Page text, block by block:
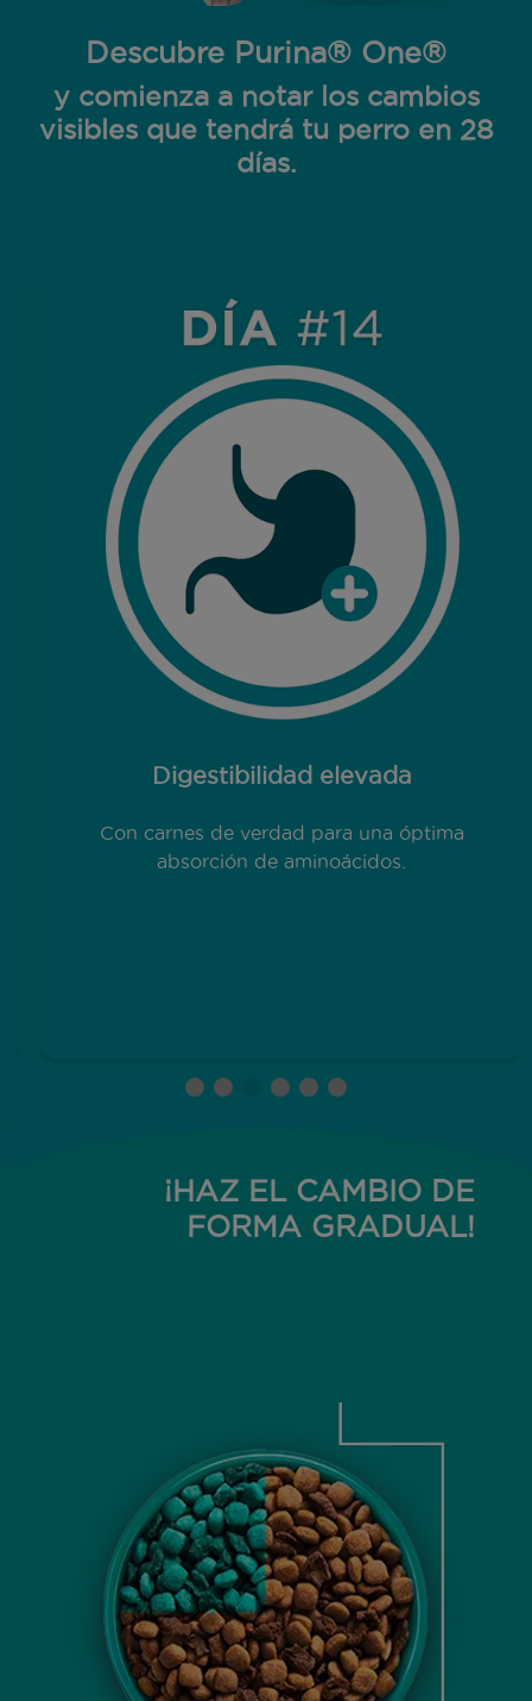
Descubre Purina® One®
y comienza a notar los cambios
visibles que tendrá tu perro en 28
días.
Digestibilidad elevada
Con carnes de verdad para una óptima
absorción de aminoácidos.
¡HAZ EL CAMBIO DE
FORMA GRADUAL!